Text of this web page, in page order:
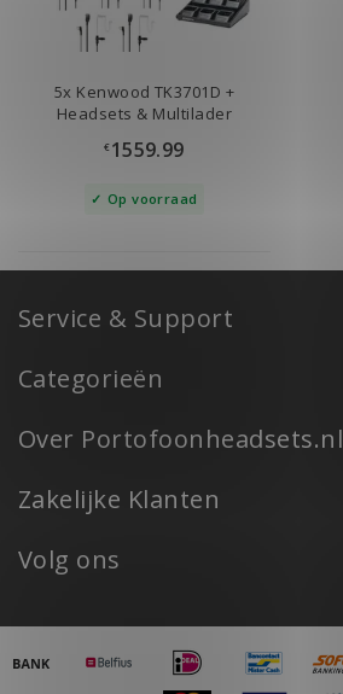
5x Kenwood TK3701D +
Headsets & Multilader
€1559.99
Op voorraad
Service & Support
Categorieën
Over Portofoonheadsets.nl
Zakelijke Klanten
Volg ons